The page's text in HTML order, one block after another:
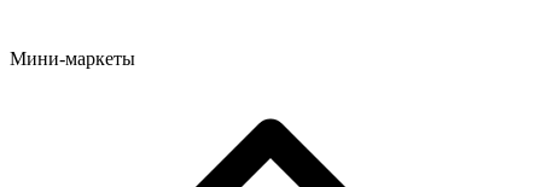
Мини-маркеты